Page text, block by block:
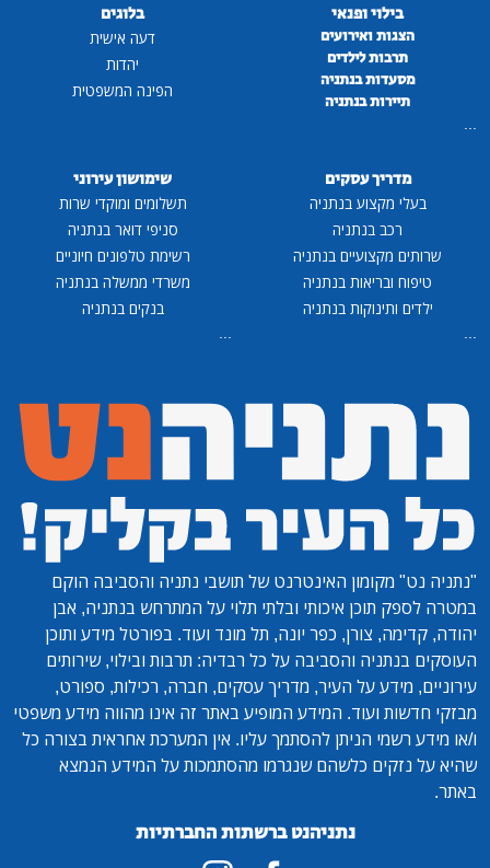
בילוי ופנאי
הצגות ואירועים
תרבות לילדים
מסעדות בנתניה
תיירות בנתניה
...
בלוגים
דעה אישית
יהדות
הפינה המשפטית
מדריך עסקים
בעלי מקצוע בנתניה
רכב בנתניה
שרותים מקצועיים בנתניה
טיפוח ובריאות בנתניה
ילדים ותינוקות בנתניה
...
שימושון עירוני
תשלומים ומוקדי שרות
סניפי דואר בנתניה
רשימת טלפונים חיוניים
משרדי ממשלה בנתניה
בנקים בנתניה
...
"נתניה נט" מקומון האינטרנט של תושבי נתניה והסביבה הוקם
במטרה לספק תוכן איכותי ובלתי תלוי על המתרחש בנתניה, אבן
יהודה, קדימה, צורן, כפר יונה, תל מונד ועוד. בפורטל מידע ותוכן
העוסקים בנתניה והסביבה על כל רבדיה: תרבות ובילוי, שירותים
עירוניים, מידע על העיר, מדריך עסקים, חברה, רכילות, ספורט,
מבזקי חדשות ועוד. המידע המופיע באתר זה אינו מהווה מידע משפטי
ו/או מידע רשמי הניתן להסתמך עליו. אין המערכת אחראית בצורה כל
שהיא על נזקים כלשהם שנגרמו מהסתמכות על המידע הנמצא
באתר.
נתניהנט ברשתות החברתיות